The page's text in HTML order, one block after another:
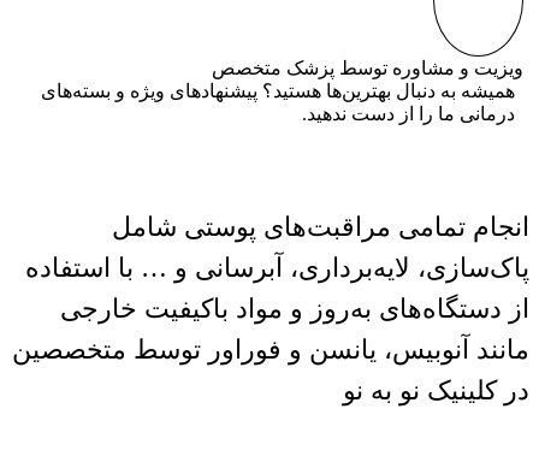
ویزیت و مشاوره توسط پزشک متخصص
همیشه به دنبال بهترین‌ها هستید؟ پیشنهادهای ویژه و بسته‌های
درمانی ما را از دست ندهید.
انجام تمامی مراقبت‌های پوستی شامل
پاک‌سازی، لایه‌برداری، آبرسانی و … با استفاده
از دستگاه‌های به‌روز و مواد باکیفیت خارجی
مانند آنوبیس، یانسن و فوراور توسط متخصصین
در کلینیک نو به نو